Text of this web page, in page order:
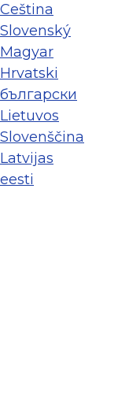
Ceština
Slovenský
Magyar
Hrvatski
български
Lietuvos
Slovenščina
Latvijas
eesti